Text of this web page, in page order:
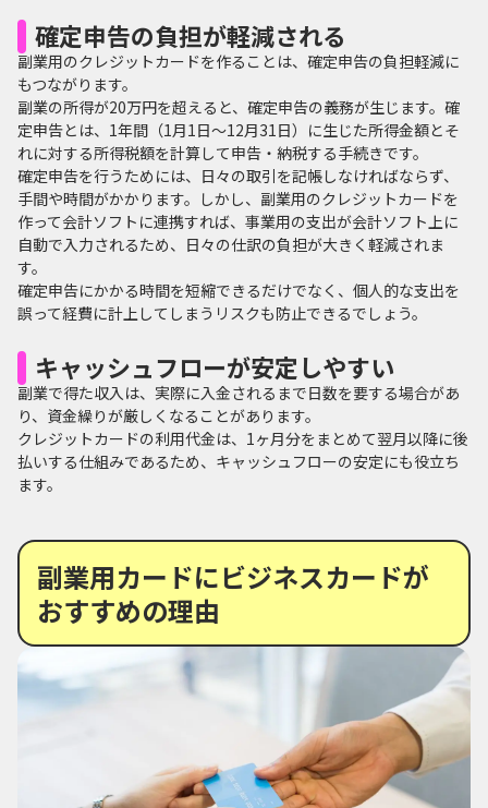
確定申告の負担が軽減される
副業用のクレジットカードを作ることは、確定申告の負担軽減に
もつながります。
副業の所得が20万円を超えると、確定申告の義務が生じます。確
定申告とは、1年間（1月1日〜12月31日）に生じた所得金額とそ
れに対する所得税額を計算して申告・納税する手続きです。
確定申告を行うためには、日々の取引を記帳しなければならず、
手間や時間がかかります。しかし、副業用のクレジットカードを
作って会計ソフトに連携すれば、事業用の支出が会計ソフト上に
自動で入力されるため、日々の仕訳の負担が大きく軽減されま
す。
確定申告にかかる時間を短縮できるだけでなく、個人的な支出を
誤って経費に計上してしまうリスクも防止できるでしょう。
キャッシュフローが安定しやすい
副業で得た収入は、実際に入金されるまで日数を要する場合があ
り、資金繰りが厳しくなることがあります。
クレジットカードの利用代金は、1ヶ月分をまとめて翌月以降に後
払いする仕組みであるため、キャッシュフローの安定にも役立ち
ます。
副業用カードにビジネスカードが
おすすめの理由